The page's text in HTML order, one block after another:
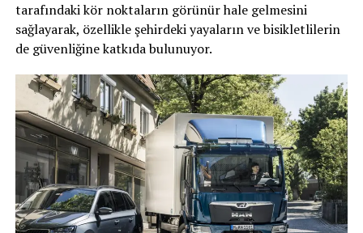
tarafındaki kör noktaların görünür hale gelmesini
sağlayarak, özellikle şehirdeki yayaların ve bisikletlilerin
de güvenliğine katkıda bulunuyor.